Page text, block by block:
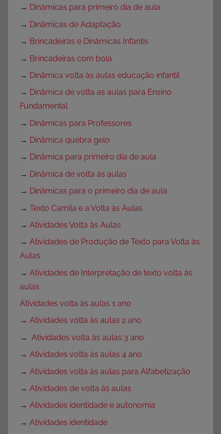
→ Dinâmicas para primeiro dia de aula
→ Dinâmicas de Adaptação
→ Brincadeiras e Dinâmicas Infantis
→ Brincadeiras com bola
→ Dinâmica volta às aulas educação infantil
→ Dinâmica de volta as aulas para Ensino
Fundamental
→ Dinâmicas para Professores
→ Dinâmica quebra gelo
→ Dinâmica para primeiro dia de aula
→ Dinâmica de volta às aulas
→ Dinâmicas para o primeiro dia de aula
→ Texto Camila e a Volta às Aulas
→ Atividades Volta às Aulas
→ Atividades de Produção de Texto para Volta às
Aulas
→ Atividades de Interpretação de texto volta às
aulas
Atividades volta às aulas 1 ano
→ Atividades volta às aulas 2 ano
→ Atividades volta às aulas 3 ano
→ Atividades volta às aulas 4 ano
→ Atividades volta às aulas para Alfabetização
→ Atividades de volta às aulas
→ Atividades identidade e autonomia
→ Atividades identidade